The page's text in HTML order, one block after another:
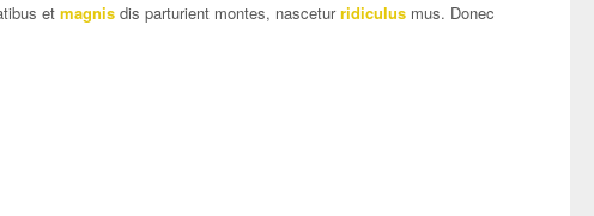
et magnis dis parturient montes, nasceturridiculus mus. Donec